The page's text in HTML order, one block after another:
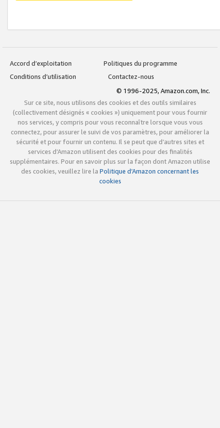
Accord d’exploitation
Politiques du programme
Conditions d’utilisation
Contactez-nous
© 1996-2025, Amazon.com, Inc.
Sur ce site, nous utilisons des cookies et des outils similaires
(collectivement désignés « cookies ») uniquement pour vous fournir
nos services, y compris pour vous reconnaître lorsque vous vous
connectez, pour assurer le suivi de vos paramètres, pour améliorer la
sécurité et pour fournir un contenu. Il se peut que d’autres sites et
services d’Amazon utilisent des cookies pour des finalités
supplémentaires. Pour en savoir plus sur la façon dont Amazon utilise
des cookies, veuillez lire la Politique d’Amazon concernant les
cookies